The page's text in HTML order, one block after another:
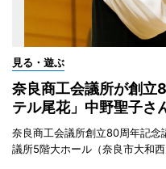
見る・遊ぶ
奈良商工会議所が創立
テル尾花」中野聖子さ
奈良商工会議所創立80周年記
議所5階大ホール（奈良市大和